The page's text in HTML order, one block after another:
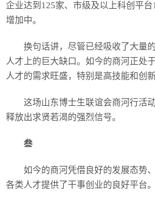
企业达到125家、市级及以上科创平
增加中。
换句话讲，尽管已经吸收了大量
人才上的巨大缺口。如今的商河正处
人才的需求旺盛，特别是高技能和创新
这场山东博士生联谊会商河行活
释放出求贤若渴的强烈信号。
叁
如今的商河凭借良好的发展态势
各类人才提供了干事创业的良好平台。